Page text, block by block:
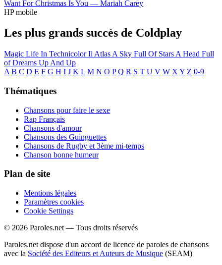
Want For Christmas Is You — Mariah Carey
HP mobile
Les plus grands succès de Coldplay
Magic Life In Technicolor Ii Atlas A Sky Full Of Stars A Head Full
of Dreams Up And Up
A B C D E F G H I J K L M N O P Q R S T U V W X Y Z 0-9
Thématiques
Chansons pour faire le sexe
Rap Français
Chansons d'amour
Chansons des Guinguettes
Chansons de Rugby et 3ème mi-temps
Chanson bonne humeur
Plan de site
Mentions légales
Paramètres cookies
Cookie Settings
© 2026 Paroles.net — Tous droits réservés
Paroles.net dispose d'un accord de licence de paroles de chansons
avec la Société des Editeurs et Auteurs de Musique (SEAM)